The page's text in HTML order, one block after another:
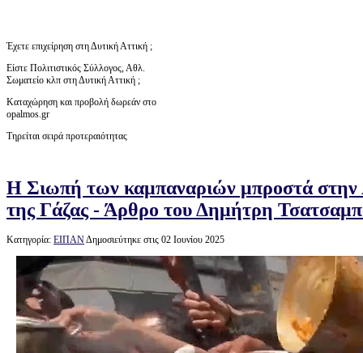
Έχετε επιχείρηση στη Δυτική Αττική ;
Είστε Πολιτιστικός Σύλλογος, Αθλ.
Σωματείο κλπ στη Δυτική Αττική ;
Καταχώρηση και προβολή δωρεάν στο
opalmos.gr
Τηρείται σειρά προτεραιότητας
Η Σιωπή των καμπαναριών μπροστά στην
της Γάζας - Άρθρο του Δημήτρη
Κατηγορία: ΕΙΠΑΝΔημοσιεύτηκε στις 02 Ιουνίου 2025